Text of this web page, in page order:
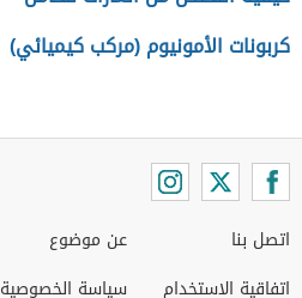
كربونات الأمونيوم (مركب كيميائي)
اتصل بنا
اتفاقية الاستخدام
عن موضوع
سياسة الخصوصية